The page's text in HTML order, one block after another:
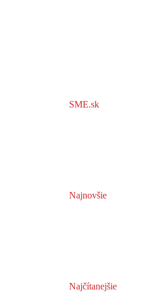
SME.sk
Najnovšie
Najčítanejšie